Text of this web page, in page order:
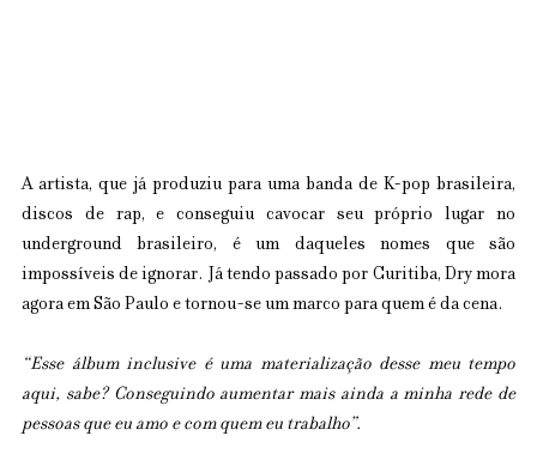
A artista, que já produziu para uma banda de K-pop brasileira,
discos de rap, e conseguiu cavocar seu próprio lugar no
underground brasileiro, é um daqueles nomes que são
impossíveis de ignorar. Já tendo passado por Curitiba, Dry mora
agora em São Paulo e tornou-se um marco para quem é da cena.
“Esse álbum inclusive é uma materialização desse meu tempo
aqui, sabe? Conseguindo aumentar mais ainda a minha rede de
pessoas que eu amo e com quem eu trabalho”.